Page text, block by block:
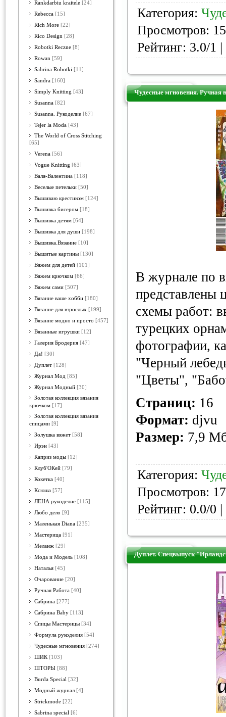
Rankdarbiu kraitele [24]
Rebecca [15]
Rich More [22]
Rico Design [28]
Robotki Reczne [8]
Rowan [59]
Sabrina Robotki [11]
Sandra [160]
Simply Knitting [43]
Susanna [82]
Susanna. Рукоделие [67]
Tejer la Moda [43]
The World of Cross Stitching
[65]
Verena [56]
Vogue Knitting [63]
Валя-Валентина [118]
Веселые петельки [50]
Вышиваю крестиком [124]
Вышивка бисером [18]
Вышивка детям [64]
Вышивка для души [198]
Вышивка.Вязание [10]
Вышитые картины [130]
Вяжем для детей [101]
Вяжем крючком [66]
Вяжем сами [507]
Вязание ваше хобби [180]
Вязание для взрослых [199]
Вязание модно и просто [457]
Вязанные игрушки [12]
Галерия Бродерия [47]
Да! [30]
Дуплет [128]
Журнал Мод [85]
Журнал Модный [30]
Золотая коллекция вязания
крючком [17]
Золотая коллекция вязания
спицами [9]
Золушка вяжет [58]
Ирэн [43]
Каприз моды [12]
Клуб'ОКей [79]
Кокетка [40]
Ксюша [57]
ЛЕНА рукоделие [115]
Любо дело [9]
Маленькая Diana [235]
Мастерица [91]
Меланж [29]
Мода и Модель [108]
Наталья [45]
Очарование [20]
Ручная Работа [40]
Сабрина [277]
Сабрина Baby [113]
Спицы Мастерицы [34]
Формула рукоделия [54]
Чудесные мгновения [274]
ШИК [103]
ШТОРЫ [88]
Burda Special [32]
Модный журнал [4]
Strickmode [22]
Sabrina special [6]
Категория:
Просмотров:
Рейтинг: 3.0/1 |
Чудесные мгновения.
В журнале по
представлены
схемы работ:
турецких
фотографии,
"Черный
"Цветы",
Страниц: 16
Формат: djvu
Размер: 7,9
Категория:
Просмотров:
Рейтинг: 0.0/0 |
Дуплет. Спецвыпуск